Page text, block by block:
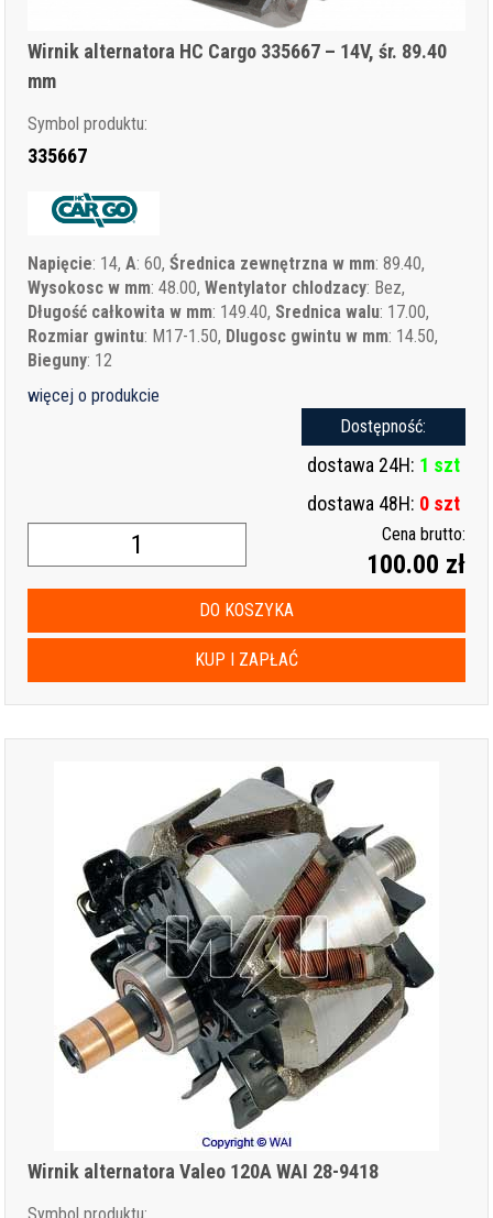
Wirnik alternatora HC Cargo 335667 – 14V, śr. 89.40
mm
Symbol produktu:
335667
Napięcie: 14,A: 60,Średnica zewnętrzna w mm: 89.40,
Wysokosc w mm: 48.00,Wentylator chlodzacy: Bez,
Długość całkowita w mm: 149.40, Srednica walu: 17.00,
Rozmiar gwintu: M17-1.50, Dlugosc gwintu w mm: 14.50,
Bieguny: 12
więcej o produkcie
Dostępność:
dostawa 24H: 1 szt
dostawa 48H: 0 szt
Cena brutto:
100.00 zł
DO KOSZYKA
KUP I ZAPŁAĆ
Wirnik alternatora Valeo 120A WAI 28-9418